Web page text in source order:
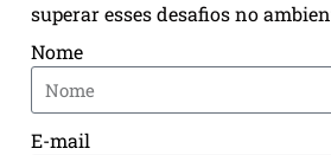
superar esses desafios no
Nome
E-mail